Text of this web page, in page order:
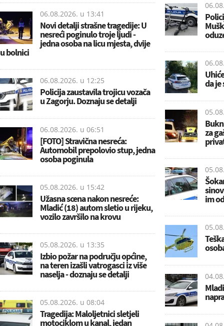
06.08.2026. u 13:41
Novi detalji strašne tragedije: U
nesreći poginulo troje ljudi -
jedna osoba na licu mjesta, dvije
u bolnici
06.08.2026. u 12:25
Policija zaustavila trojicu vozača
u Zagorju. Doznaju se detalji
06.08.2026. u 06:51
[FOTO] Stravična nesreća:
Automobil prepolovio stup, jedna
osoba poginula
05.08.2026. u 15:42
Užasna scena nakon nesreće:
Mladić (18) autom sletio u rijeku,
vozilo završilo na krovu
05.08.2026. u 13:35
Izbio požar na području općine,
na teren izašli vatrogasci iz više
naselja - doznaju se detalji
05.08.2026. u 08:04
Tragedija: Maloljetnici sletjeli
motociklom u kanal, jedan
da je
za
im